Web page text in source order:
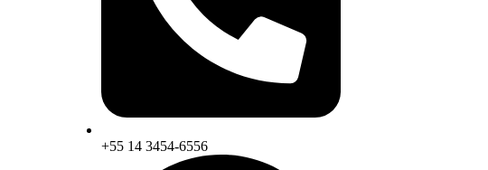
+55 14 3454-6556